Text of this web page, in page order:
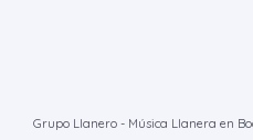
Grupo Llanero - Música Llanera en